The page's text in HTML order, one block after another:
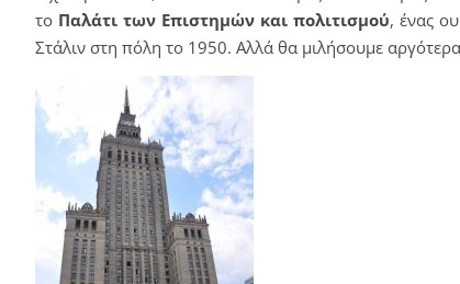
το Παλάτι των Επιστημών και πολιτισμού, ένας
Στάλιν στη πόλη το 1950. Αλλά θα μιλήσουμε